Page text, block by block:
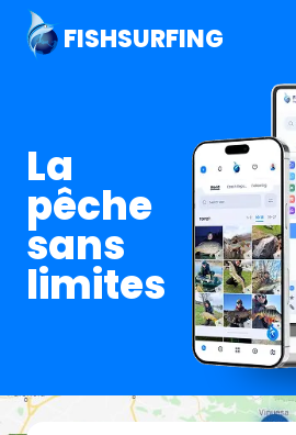
FISHSURFING
La
pêche
sans
limites